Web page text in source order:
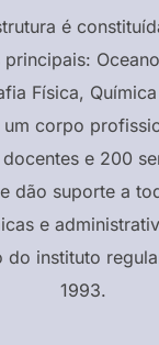
é
Física,
corpo
e 200
dão suporte a
e
do instituto
1993.